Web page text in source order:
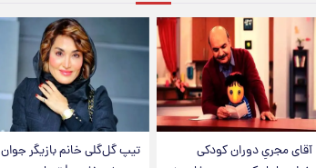
آقای مجریِ دوران کودکی
تیپ گل‌گلی خانم بازیگر جوان